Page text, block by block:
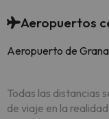
Aeropuertos
Aeropuerto de
Todas las distancias
de viaje en la